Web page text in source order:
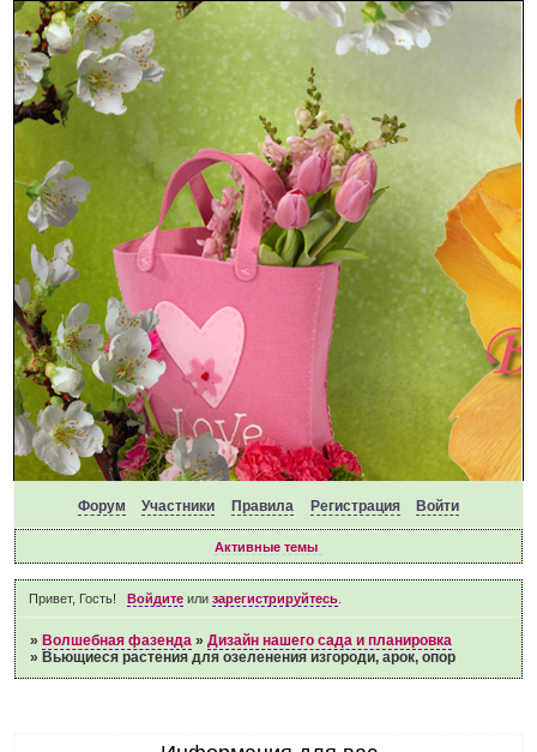
Форум Участники Правила Регистрация Войти
Активные темы
Привет, Гость! Войдитеили зарегистрируйтесь.
» Волшебная фазенда »Дизайн нашего сада и планировка
» Вьющиеся растения для озеленения изгороди, арок, опор